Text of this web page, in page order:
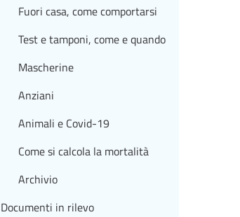
Fuori casa, come comportarsi
Test e tamponi, come e quando
Mascherine
Anziani
Animali e Covid-19
Come si calcola la mortalità
Archivio
Documenti in rilevo